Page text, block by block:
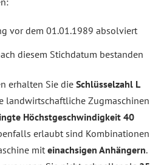
vor dem 01.01.1989 absolviert
diesem Stichdatum bestanden
erhalten Sie die Schlüsselzahl L
landwirtschaftliche Zugmaschinen
Höchstgeschwindigkeit 40
erlaubt sind Kombinationen
mit einachsigen Anhängern.